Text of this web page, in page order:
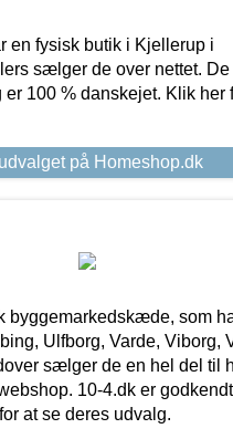
en fysisk butik i Kjellerup i
sælger de over nettet. De
100 % danskejet. Klik her
på Homeshop.dk
byggemarkedskæde, som
Ulfborg, Varde, Viborg,
sælger de en hel del til
10-4.dk er
at se deres udvalg.